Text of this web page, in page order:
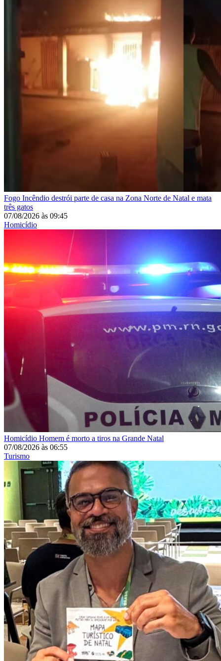
Fogo Incêndio destrói parte de casa na Zona Norte de Natal e mata
três gatos
07/08/2026 às 09:45
Homicídio
Homicídio Homem é morto a tiros na Grande Natal
07/08/2026 às 06:55
Turismo